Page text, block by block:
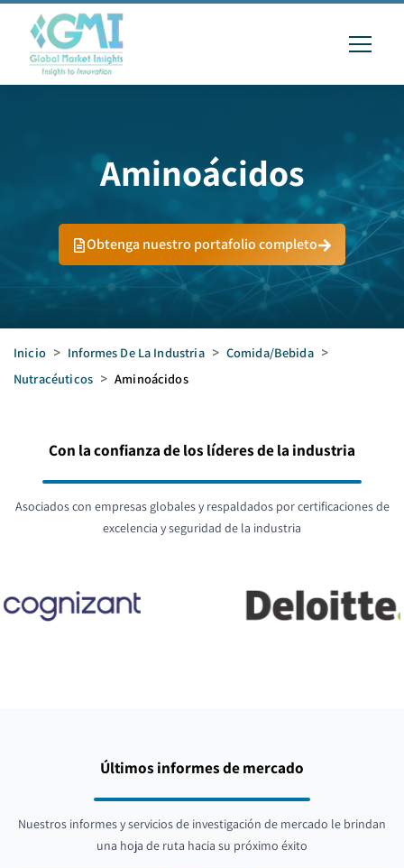
Aminoácidos
Obtenga nuestro portafolio completo
Inicio > Informes De La Industria > Comida/bebida >
Nutracéuticos > Aminoácidos
Con la confianza de los líderes de la industria
Asociados con empresas globales y respaldados por certificaciones de
excelencia y seguridad de la industria
Últimos informes de mercado
Nuestros informes y servicios de investigación de mercado le brindan
una hoja de ruta hacia su próximo éxito